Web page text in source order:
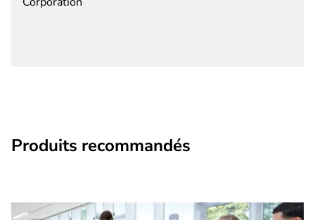
Produits recommandés